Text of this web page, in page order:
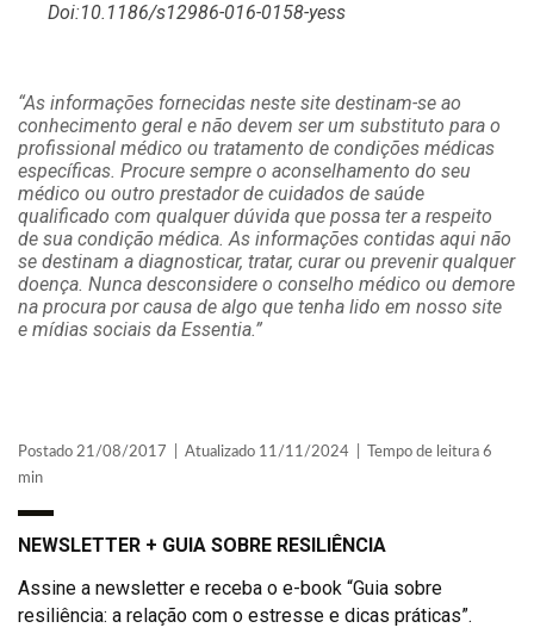
Doi:10.1186/s12986-016-0158-yess
“As informações fornecidas neste site destinam-se ao
conhecimento geral e não devem ser um substituto para o
profissional médico ou tratamento de condições médicas
específicas. Procure sempre o aconselhamento do seu
médico ou outro prestador de cuidados de saúde
qualificado com qualquer dúvida que possa ter a respeito
de sua condição médica. As informações contidas aqui não
se destinam a diagnosticar, tratar, curar ou prevenir qualquer
doença. Nunca desconsidere o conselho médico ou demore
na procura por causa de algo que tenha lido em nosso site
e mídias sociais da Essentia.”
Postado 21/08/2017 | Atualizado 11/11/2024 | Tempo de leitura 6
min
NEWSLETTER + GUIA SOBRE RESILIÊNCIA
Assine a newsletter e receba o e-book “Guia sobre
resiliência: a relação com o estresse e dicas práticas”.